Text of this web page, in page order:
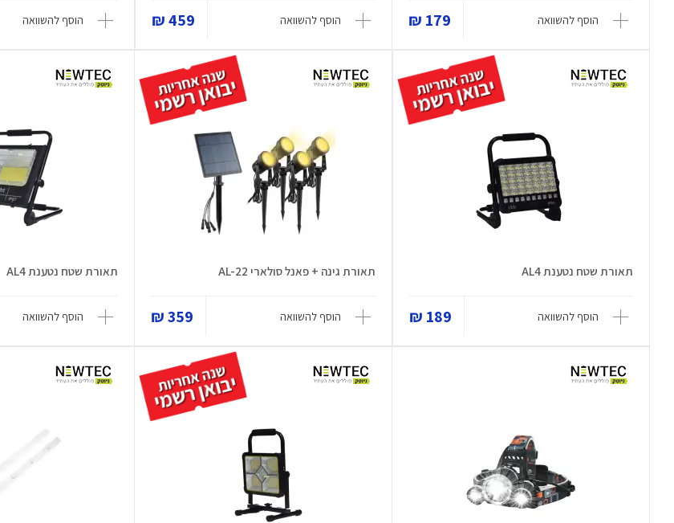
הוסף להשוואה 179 ₪ הוסף להשוואה 459 ₪ הוסף להשוואה
תאורת שטח נטענת AL4
הוסף להשוואה 189 ₪
תאורת גינה + פאנל סולארי AL-22
הוסף להשוואה 359 ₪
תאורת שטח נטענת AL4
הוסף להשוואה